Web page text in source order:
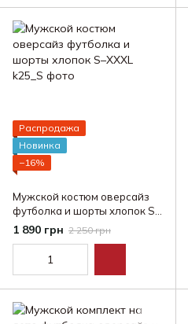
Распродажа
Новинка
−16%
Мужской костюм оверсайз
футболка и шорты хлопок S–
XXXL
1 890 грн 2 250 грн